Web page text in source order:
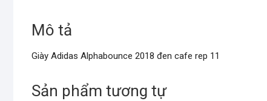
Mô tả
Giày Adidas Alphabounce 2018 đen cafe rep 11
Sản phẩm tương tự